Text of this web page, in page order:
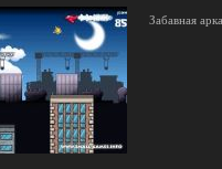
Забавная